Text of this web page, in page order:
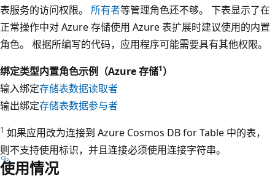
表服务的访问权限。 所有者等管理角色还不够。 下表显示了在
正常操作中对 Azure 存储使用 Azure 表扩展时建议使用的内置
角色。 根据所编写的代码，应用程序可能需要具有其他权限。
绑定类型内置角色示例（Azure 存储1）
输入绑定存储表数据读取者
输出绑定存储表数据参与者
1 如果应用改为连接到 Azure Cosmos DB for Table 中的表，
则不支持使用标识，并且连接必须使用连接字符串。
使用情况